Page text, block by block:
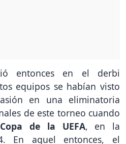
entonces en el derbi
equipos se habían visto
en una eliminatoria
de este torneo cuando
Copa de la UEFA, en la
En aquel entonces, el